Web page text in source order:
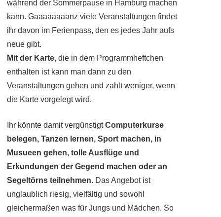
während der Sommerpause in Hamburg machen
kann. Gaaaaaaaanz viele Veranstaltungen findet
ihr davon im Ferienpass, den es jedes Jahr aufs
neue gibt.
Mit der Karte, die in dem Programmheftchen
enthalten ist kann man dann zu den
Veranstaltungen gehen und zahlt weniger, wenn
die Karte vorgelegt wird.
Ihr könnte damit vergünstigtComputerkurse
belegen, Tanzen lernen, Sport machen, in
Musueen gehen, tolle Ausflüge und
Erkundungen der Gegend machen oder an
Segeltörns teilnehmen. Das Angebot ist
unglaublich riesig, vielfältig und sowohl
gleichermaßen was für Jungs und Mädchen. So